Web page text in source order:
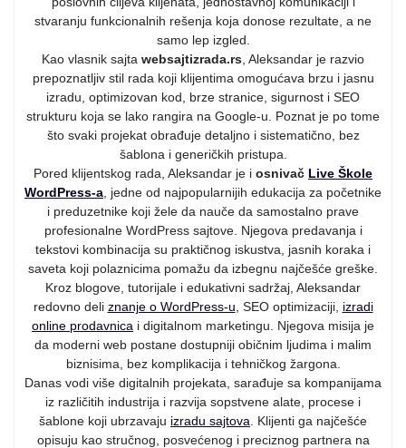
stvaranju funkcionalnih rešenja koja donose rezultate, a ne
samo lep izgled.
Kao vlasnik sajta websajtizrada.rs , Aleksandar je razvio
prepoznatljiv stil rada koji klijentima omogućava brzu i jasnu
izradu, optimizovan kod, brze stranice, sigurnost i SEO
strukturu koja se lako rangira na Google-u. Poznat je po tome
što svaki projekat obrađuje detaljno i sistematično, bez
šablona i generičkih pristupa.
Pored klijentskog rada, Aleksandar je i osnivač Live Škole
WordPress-a , jedne od najpopularnijih edukacija za početnike
i preduzetnike koji žele da nauče da samostalno prave
profesionalne WordPress sajtove. Njegova predavanja i
tekstovi kombinacija su praktičnog iskustva, jasnih koraka i
saveta koji polaznicima pomažu da izbegnu najčešće greške.
Kroz blogove, tutorijale i edukativni sadržaj, Aleksandar
redovno deli znanje o WordPress-u , SEO optimizaciji, izradi
online prodavnica i digitalnom marketingu. Njegova misija je
da moderni web postane dostupniji običnim ljudima i malim
biznisima, bez komplikacija i tehničkog žargona.
Danas vodi više digitalnih projekata, sarađuje sa kompanijama
iz različitih industrija i razvija sopstvene alate, procese i
šablone koji ubrzavaju izradu sajtova . Klijenti ga najčešće
opisuju kao stručnog, posvećenog i preciznog partnera na